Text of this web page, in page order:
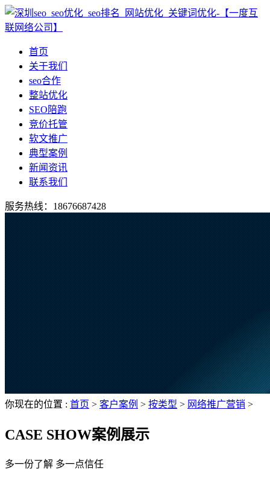
首页
关于我们
seo合作
整站优化
SEO陪跑
竞价托管
软文推广
典型案例
新闻资讯
联系我们
服务热线：18676687428
你现在的位置 : 首页 > 客户案例 > 按类型 > 网络推广营销 >
CASE SHOW案例展示
多一份了解 多一点信任